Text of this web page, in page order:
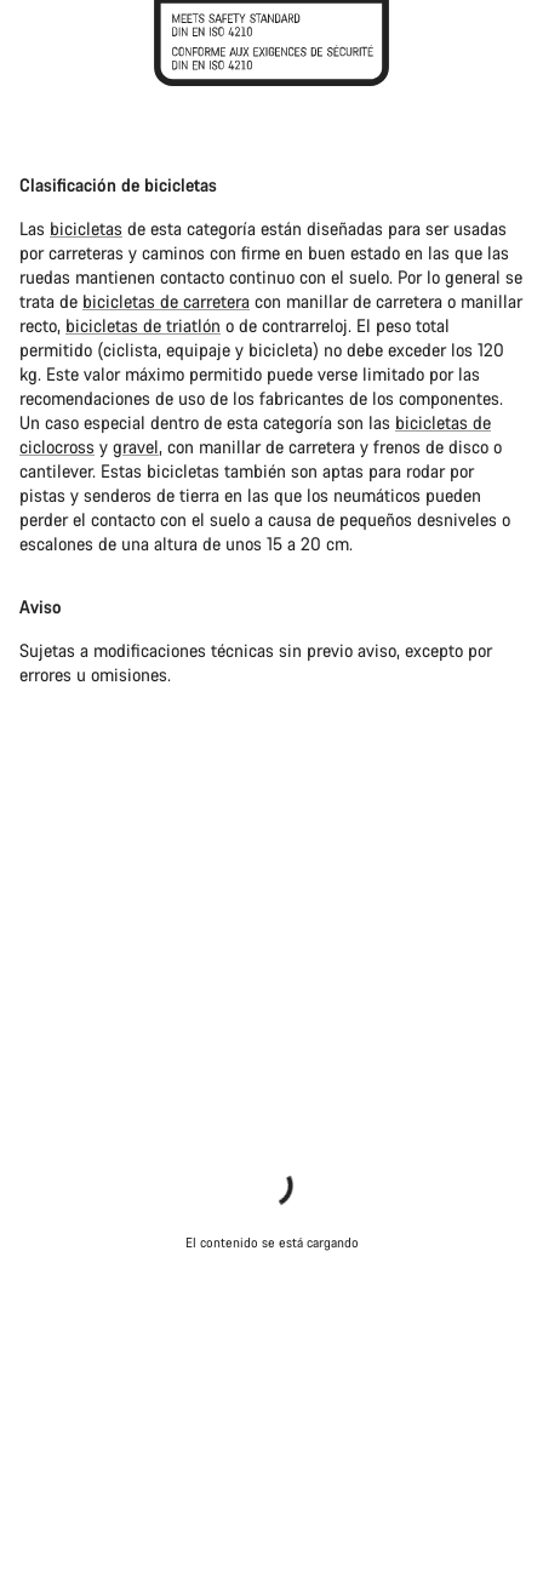
Clasificación de bicicletas
Las bicicletas de esta categoría están diseñadas para ser usadas
por carreteras y caminos con firme en buen estado en las que las
ruedas mantienen contacto continuo con el suelo. Por lo general se
trata de bicicletas de carretera con manillar de carretera o manillar
recto, bicicletas de triatlón o de contrarreloj. El peso total
permitido (ciclista, equipaje y bicicleta) no debe exceder los 120
kg. Este valor máximo permitido puede verse limitado por las
recomendaciones de uso de los fabricantes de los componentes.
Un caso especial dentro de esta categoría son las bicicletas de
ciclocross y gravel, con manillar de carretera y frenos de disco o
cantilever. Estas bicicletas también son aptas para rodar por
pistas y senderos de tierra en las que los neumáticos pueden
perder el contacto con el suelo a causa de pequeños desniveles o
escalones de una altura de unos 15 a 20 cm.
Aviso
Sujetas a modificaciones técnicas sin previo aviso, excepto por
errores u omisiones.
El contenido se está cargando